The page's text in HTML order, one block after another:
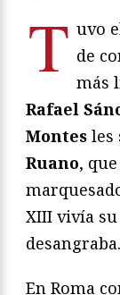
T uvo
de
más
Rafael
Montes les
Ruano,
XIII vivía
desangraba.
En Roma